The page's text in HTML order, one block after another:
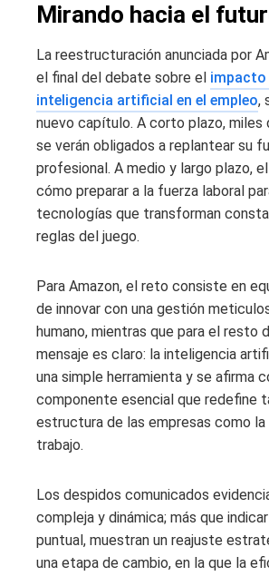
Mirando hacia el
La reestructuración anunciada por
el final del debate sobre el impacto
inteligencia artificial en el empleo,
nuevo capítulo. A corto plazo, miles
se verán obligados a replantear su
profesional. A medio y largo plazo,
cómo preparar a la fuerza laboral
tecnologías que transforman
reglas del juego.
Para Amazon, el reto consiste en
de innovar con una gestión
humano, mientras que para el resto
mensaje es claro: la inteligencia
una simple herramienta y se afirma
componente esencial que redefine
estructura de las empresas como la
trabajo.
Los despidos comunicados
compleja y dinámica; más que
puntual, muestran un reajuste
una etapa de cambio, en la que la